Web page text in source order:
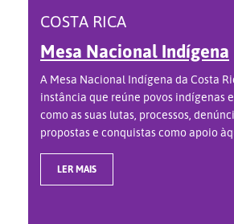
COSTA RICA
Mesa Nacional Indígena
A Mesa Nacional Indígena da Costa
instância que reúne povos indígenas
como as suas lutas, processos,
propostas e conquistas como apoio
LER MAIS